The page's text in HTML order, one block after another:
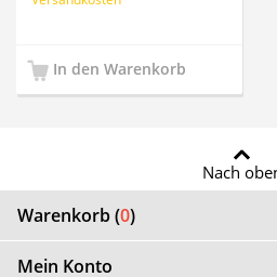
In den Warenkorb
Nach
Warenkorb (0)
Mein Konto